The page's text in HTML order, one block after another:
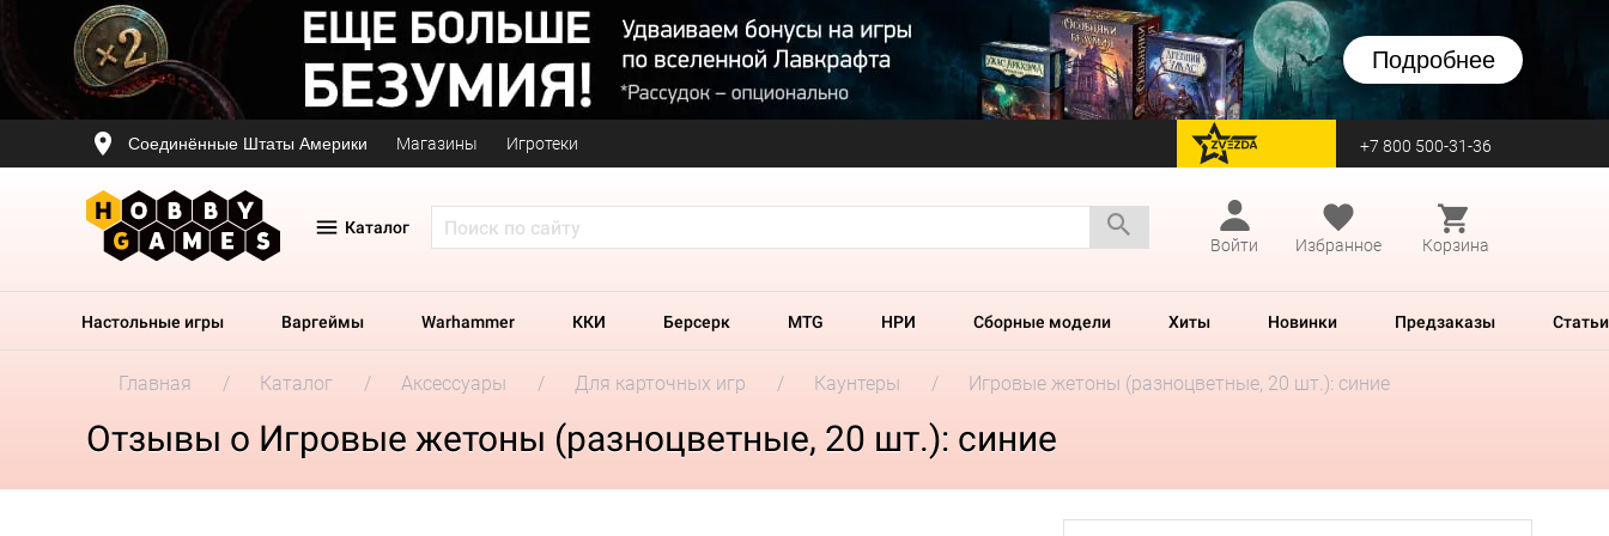
Подробнее
Соединённые Штаты Америки Магазины Игротеки перейти на Zvezda +7 800 500-31-36
Каталог
Войти
Избранное Корзина
Настольные игры Варгеймы Warhammer ККИ Берсерк MTG НРИ Сборные модели Хиты Новинки Предзаказы Статьи
Главная Каталог Аксессуары Для карточных игр Каунтеры Игровые жетоны (разноцветные, 20 шт.): синие
Отзывы о Игровые жетоны (разноцветные, 20 шт.): синие